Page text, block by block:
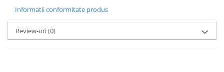
Informatii conformitate produs
Review-uri(0)